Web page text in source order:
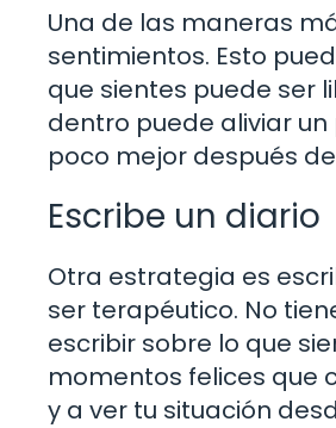
Una de las maneras
sentimientos. Esto
que sientes puede ser
dentro puede aliviar un
poco mejor después
Escribe un diario
Otra estrategia es
ser terapéutico. No
escribir sobre lo que
momentos felices que
y a ver tu situación